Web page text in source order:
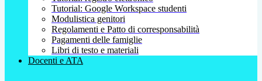
Tutorial: Google Workspace studenti
Modulistica genitori
Regolamenti e Patto di corresponsabilità
Pagamenti delle famiglie
Libri di testo e materiali
Docenti e ATA